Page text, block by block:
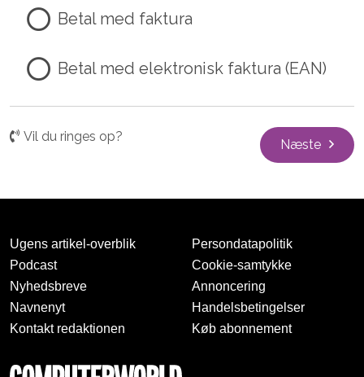
Betal med faktura
Betal med elektronisk faktura (EAN)
Vil du ringes op?
Næste
Ugens artikel-overblik
Podcast
Nyhedsbreve
Navnenyt
Kontakt redaktionen
Persondatapolitik
Cookie-samtykke
Annoncering
Handelsbetingelser
Køb abonnement